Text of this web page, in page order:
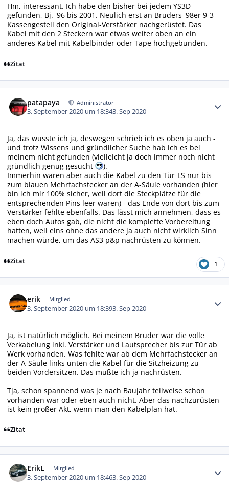
Hm, interessant. Ich habe den bisher bei jedem YS3D
gefunden, Bj. '96 bis 2001. Neulich erst an Bruders '98er 9-3
Kassengestell den Original-Verstärker nachgerüstet. Das
Kabel mit den 2 Steckern war etwas weiter oben an ein
anderes Kabel mit Kabelbinder oder Tape hochgebunden.
Zitat
patapaya Administrator
3. September 2020 um 18:343. Sep 2020
Ja, das wusste ich ja, deswegen schrieb ich es oben ja auch -
und trotz Wissens und gründlicher Suche hab ich es bei
meinem nicht gefunden (vielleicht ja doch immer noch nicht
gründlich genug gesucht
).
Immerhin waren aber auch die Kabel zu den Tür-LS nur bis
zum blauen Mehrfachstecker an der A-Säule vorhanden (hier
bin ich mir 100% sicher, weil dort die Steckplätze für die
entsprechenden Pins leer waren) - das Ende von dort bis zum
Verstärker fehlte ebenfalls. Das lässt mich annehmen, dass es
eben doch Autos gab, die nicht die komplette Vorbereitung
hatten, weil eins ohne das andere ja auch nicht wirklich Sinn
machen würde, um das AS3 p&p nachrüsten zu können.
Zitat 1
erik Mitglied
3. September 2020 um 18:393. Sep 2020
Ja, ist natürlich möglich. Bei meinem Bruder war die volle
Verkabelung inkl. Verstärker und Lautsprecher bis zur Tür ab
Werk vorhanden. Was fehlte war ab dem Mehrfachstecker an
der A-Säule links unten die Kabel für die Sitzheizung zu
beiden Vordersitzen. Das mußte ich ja nachrüsten.
Tja, schon spannend was je nach Baujahr teilweise schon
vorhanden war oder eben auch nicht. Aber das nachzurüsten
ist kein großer Akt, wenn man den Kabelplan hat.
Zitat
ErikL Mitglied
3. September 2020 um 18:463. Sep 2020